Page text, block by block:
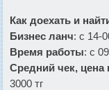
Как доехать и
Бизнес ланч: с 14-
Время работы: с
Средний чек, цена
3000 тг